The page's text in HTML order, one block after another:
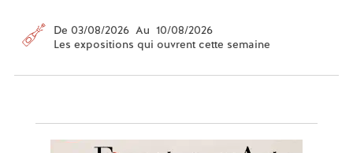
De 03/08/2026 Au 10/08/2026
Les expositions qui ouvrent cette semaine